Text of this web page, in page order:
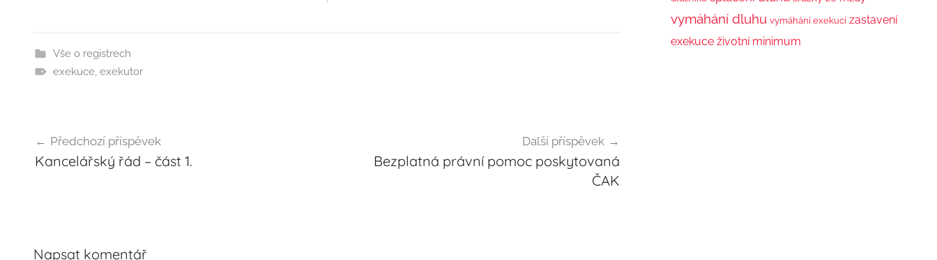
Vše o registrech
exekuce, exekutor
Navigace
pro
Předchozí příspěvek
Kancelářský řád – část 1.
Další příspěvek
Bezplatná právní pomoc poskytovaná
ČAK
Napsat komentář
vymáhání dluhu vymáhání exekucí zastavení
exekuce životní minimum